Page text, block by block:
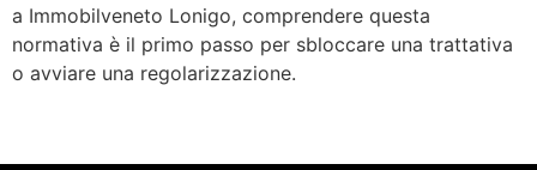
a Immobilveneto Lonigo, comprendere questa
normativa è il primo passo per sbloccare una trattativa
o avviare una regolarizzazione.